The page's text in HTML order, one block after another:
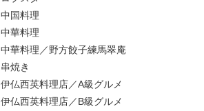
中国料理
中華料理
中華料理／野方餃子練馬翠庵
串焼き
伊仏西英料理店／A級グルメ
伊仏西英料理店／B級グルメ